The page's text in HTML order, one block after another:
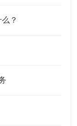
？